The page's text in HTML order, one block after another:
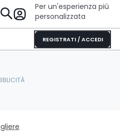
Per un'esperienza più
personalizzata
REGISTRATI / ACCEDI